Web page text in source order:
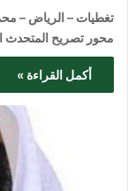
تغطيات – الرياض –
محور تصريح المتحدث
أكمل القراءة »